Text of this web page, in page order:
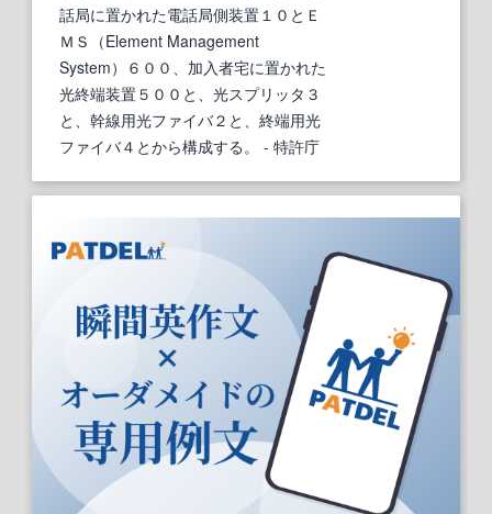
話局に置かれた電話局側装置１０とＥ
ＭＳ（Element Management
System）６００、加入者宅に置かれた
光終端装置５００と、光スプリッタ３
と、幹線用光ファイバ２と、終端用光
ファイバ４とから構成する。
- 特許庁